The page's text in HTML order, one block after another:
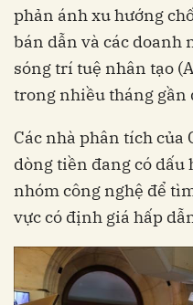
phản ánh xu hướng
bán dẫn và các doanh
sóng trí tuệ nhân tạo
trong nhiều tháng gần
Các nhà phân tích
dòng tiền đang có
nhóm công nghệ để
vực có định giá hấp